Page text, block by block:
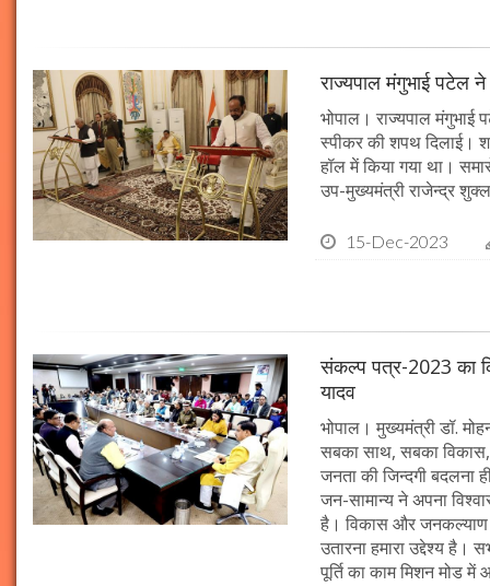
राज्यपाल मंगुभाई पटेल ने
भोपाल। राज्यपाल मंगुभाई
स्पीकर की शपथ दिलाई।
हॉल में किया गया था।
उप-मुख्यमंत्री राजेन्द्र
15-Dec-2023
संकल्प पत्र-2023 का
यादव
भोपाल। मुख्यमंत्री डॉ.
सबका साथ, सबका
जनता की जिन्दगी बदलना
जन-सामान्य ने अपना
है। विकास और
उतारना हमारा उद्देश्य
पूर्ति का काम मिशन मोड